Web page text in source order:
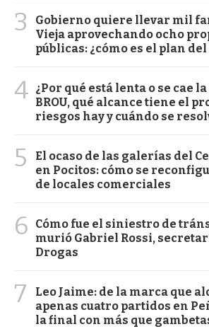
3
Gobierno quiere llevar mil
Vieja aprovechando ocho
públicas: ¿cómo es el plan del
4 ¿Por qué está lenta o se cae
BROU, qué alcance tiene el
riesgos hay y cuándo se
5
El ocaso de las galerías del
en Pocitos: cómo se
de locales comerciales
6
Cómo fue el siniestro de
murió Gabriel Rossi,
Drogas
7
Leo Jaime: de la marca que
apenas cuatro partidos en
la final con más que